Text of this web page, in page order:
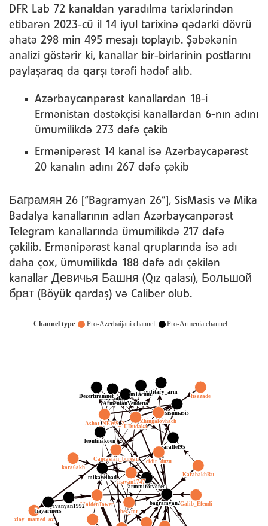
DFR Lab 72 kanaldan yaradılma tarixlərindən
etibarən 2023-cü il 14 iyul tarixinə qədərki dövrü
əhatə 298 min 495 mesajı toplayıb. Şəbəkənin
analizi göstərir ki, kanallar bir-birlərinin postlarını
paylaşaraq da qarşı tərəfi hədəf alıb.
Azərbaycanpərəst kanallardan 18-i
Ermənistan dəstəkçisi kanallardan 6-nın adını
ümumilikdə 273 dəfə çəkib
Ermənipərəst 14 kanal isə Azərbaycapərəst
20 kanalın adını 267 dəfə çəkib
Баграмян 26 [“Bagramyan 26”], SisMasis və Mika
Badalya kanallarının adları Azərbaycanpərəst
Telegram kanallarında ümumilikdə 217 dəfə
çəkilib. Ermənipərəst kanal qruplarında isə adı
daha çox, ümumilikdə 188 dəfə adı çəkilən
kanallar Девичья Башня (Qız qalası), Большой
брат (Böyük qardaş) və Caliber olub.